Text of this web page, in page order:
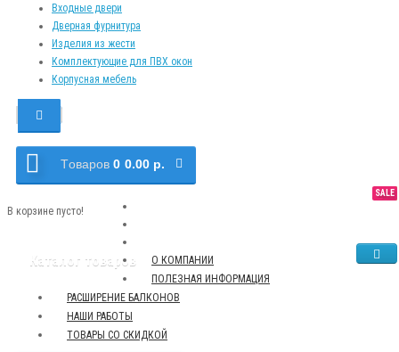
Входные двери
Дверная фурнитура
Изделия из жести
Комплектующие для ПВХ окон
Корпусная мебель
Tоваров 0 0.00 р.
В корзине пусто!
Каталог товаров
О КОМПАНИИ
ПОЛЕЗНАЯ ИНФОРМАЦИЯ
NEW
РАСШИРЕНИЕ БАЛКОНОВ
TOP
НАШИ РАБОТЫ
SALE
ТОВАРЫ СО СКИДКОЙ